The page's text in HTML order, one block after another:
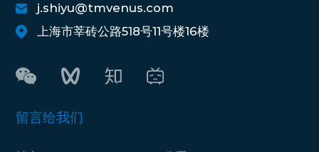
j.shiyu@tmvenus.com
上海市莘砖公路518号11号楼16楼
留言给我们